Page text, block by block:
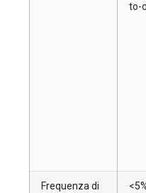
to-
Frequenza di